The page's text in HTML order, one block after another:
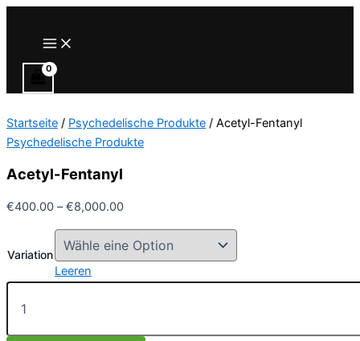
Main
Menu
Startseite / Psychedelische Produkte / Acetyl-Fentanyl
Psychedelische Produkte
Acetyl-Fentanyl
€400.00 –€8,000.00Preisspanne:
bis
€8,000.00
Variation
Leeren
Acetyl-
Fentanyl